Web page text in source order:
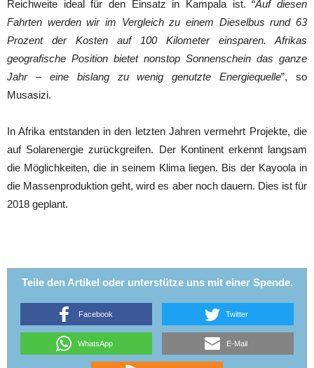
Reichweite ideal für den Einsatz in Kampala ist. “Auf diesen
Fahrten werden wir im Vergleich zu einem Dieselbus rund 63
Prozent der Kosten auf 100 Kilometer einsparen. Afrikas
geografische Position bietet nonstop Sonnenschein das ganze
Jahr – eine bislang zu wenig genutzte Energiequelle”, so
Musasizi.
In Afrika entstanden in den letzten Jahren vermehrt Projekte, die
auf Solarenergie zurückgreifen. Der Kontinent erkennt langsam
die Möglichkeiten, die in seinem Klima liegen. Bis der Kayoola in
die Massenproduktion geht, wird es aber noch dauern. Dies ist für
2018 geplant.
Teile den Artikel oder unterstütze uns mit einer Spende.
Facebook Twitter
WhatsApp E-Mail